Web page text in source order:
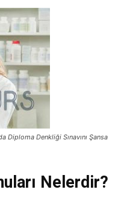
Diploma Denkliği Sınavını Şansa
Nelerdir?